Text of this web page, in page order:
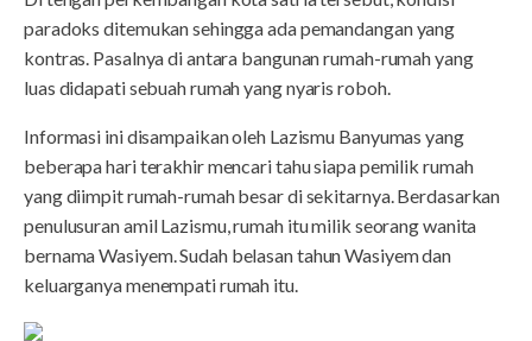
paradoks ditemukan sehingga ada pemandangan yang
kontras. Pasalnya di antara bangunan rumah-rumah yang
luas didapati sebuah rumah yang nyaris roboh.
Informasi ini disampaikan oleh Lazismu Banyumas yang
beberapa hari terakhir mencari tahu siapa pemilik rumah
yang diimpit rumah-rumah besar di sekitarnya. Berdasarkan
penulusuran amil Lazismu, rumah itu milik seorang wanita
bernama Wasiyem. Sudah belasan tahun Wasiyem dan
keluarganya menempati rumah itu.